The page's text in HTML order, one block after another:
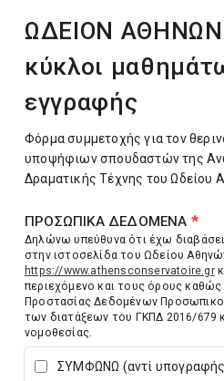
ΩΔΕΙΟΝ ΑΘΗΝΩΝ:
κύκλοι
εγγραφής
Φόρμα συμμετοχής για τον
υποψήφιων σπουδαστών της
Δραματικής Τέχνης του Ωδείου
ΠΡΟΣΩΠΙΚΑ ΔΕΔΟΜΕΝΑ *
Δηλώνω υπεύθυνα ότι έχω
στην ιστοσελίδα του Ωδείου
https://www.athensconservatoire.gr
περιεχόμενο και τους όρους καθώς
Προστασίας Δεδομένων
των διατάξεων του ΓΚΠΔ 2016/679
νομοθεσίας.
ΣΥΜΦΩΝΩ (αντί